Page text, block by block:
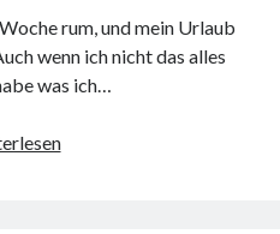
rum, und mein Urlaub
wenn ich nicht das alles
was ich…
Wochenrückblick